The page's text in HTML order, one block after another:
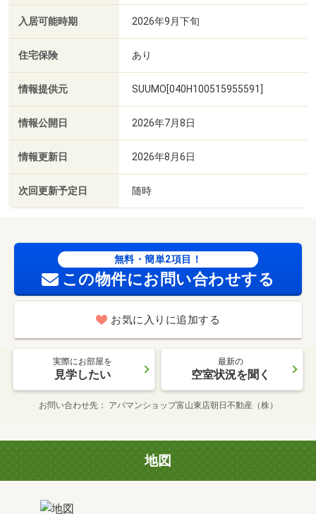
入居可能時期 2026年9月下旬
住宅保険 あり
情報提供元 SUUMO[040H100515955591]
情報公開日 2026年7月8日
情報更新日 2026年8月6日
次回更新予定日 随時
無料・簡単2項目！
この物件にお問い合わせする
お気に入りに追加する
実際にお部屋を
見学したい
最新の
空室状況を聞く
お問い合わせ先 アパマンショップ富山東店朝日不動産（株）
地図